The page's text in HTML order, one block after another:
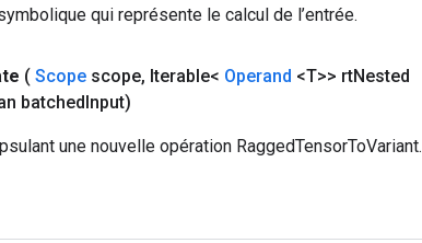
qui représente le calcul de l’entrée.
( Scope scope, Iterable< Operand <T>> rtNested
batchedInput)
une nouvelle opération RaggedTensorToVariant.